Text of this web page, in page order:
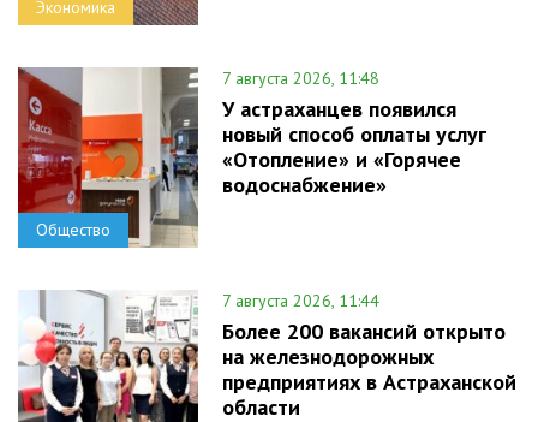
Экономика
Общество
7 августа 2026, 11:48
У астраханцев появился
новый способ оплаты услуг
«Отопление» и «Горячее
водоснабжение»
7 августа 2026, 11:44
Более 200 вакансий открыто
на железнодорожных
предприятиях в Астраханской
области